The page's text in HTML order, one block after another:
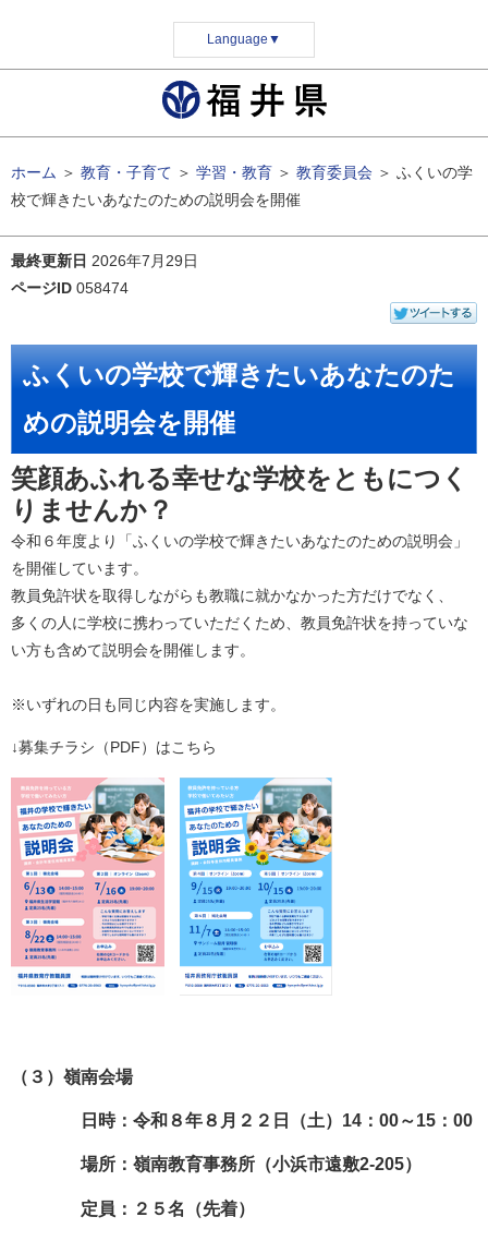
Language ▼
ホーム ＞ 教育・子育て ＞ 学習・教育 ＞ 教育委員会 ＞ ふくいの学
校で輝きたいあなたのための説明会を開催
最終更新日 2026年7月29日
ページID 058474
ふくいの学校で輝きたいあなたのた
めの説明会を開催
笑顔あふれる幸せな学校をともにつく
りませんか？
令和６年度より「ふくいの学校で輝きたいあなたのための説明会」
を開催しています。
教員免許状を取得しながらも教職に就かなかった方だけでなく、
多くの人に学校に携わっていただくため、教員免許状を持っていな
い方も含めて説明会を開催します。
※いずれの日も同じ内容を実施します。
↓募集チラシ（PDF）はこちら
（３）嶺南会場
日時：令和８年８月２２日（土）14：00～15：00
場所：嶺南教育事務所（小浜市遠敷2-205）
定員：２５名（先着）